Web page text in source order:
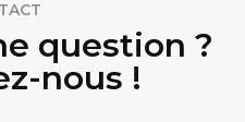
question ?
nous !